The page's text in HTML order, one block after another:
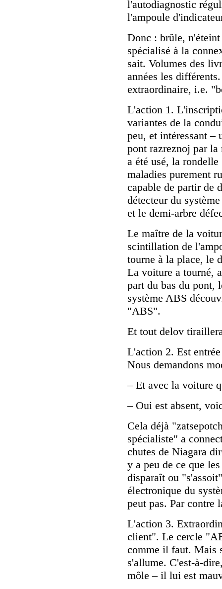
l'autodiagnostic
l'ampoule
Donc : brûle,
spécialisé à la
sait. Volumes des
années les
extraordinaire, i.e.
L'action 1.
variantes de la
peu, et intéressant –
pont razreznoj par
a été usé, la
maladies purement
capable de partir de
détecteur du
et le demi-arbre
Le maître de la
scintillation de
tourne à la place, le
La voiture a tourné,
part du bas du pont,
système ABS
"ABS".
Et tout delov
L'action 2. Est
Nous demandons
– Et avec la voiture
– Oui est absent,
Cela déjà
spécialiste" a
chutes de Niagara
y a peu de ce que
disparaît ou
électronique du
peut pas. Par contre
L'action 3.
client". Le cercle
comme il faut. Mais
s'allume. C'est-à-
môle – il lui est